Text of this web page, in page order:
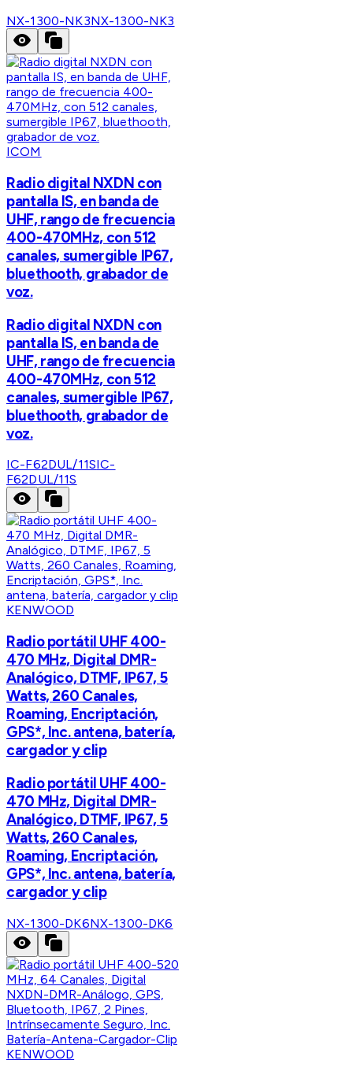
NX-1300-NK3NX-1300-NK3
ICOM
Radio digital NXDN con
pantalla IS, en banda de
UHF, rango de frecuencia
400-470MHz, con 512
canales, sumergible IP67,
bluethooth, grabador de
voz.
Radio digital NXDN con
pantalla IS, en banda de
UHF, rango de frecuencia
400-470MHz, con 512
canales, sumergible IP67,
bluethooth, grabador de
voz.
IC-F62DUL/11SIC-
F62DUL/11S
KENWOOD
Radio portátil UHF 400-
470 MHz, Digital DMR-
Analógico, DTMF, IP67, 5
Watts, 260 Canales,
Roaming, Encriptación,
GPS*, Inc. antena, batería,
cargador y clip
Radio portátil UHF 400-
470 MHz, Digital DMR-
Analógico, DTMF, IP67, 5
Watts, 260 Canales,
Roaming, Encriptación,
GPS*, Inc. antena, batería,
cargador y clip
NX-1300-DK6NX-1300-DK6
KENWOOD